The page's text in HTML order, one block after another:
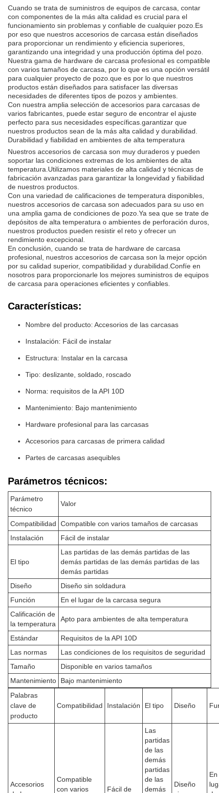
Cuando se trata de suministros de equipos de carcasa, contar
con componentes de la más alta calidad es crucial para el
funcionamiento sin problemas y confiable de cualquier pozo.Es
por eso que nuestros accesorios de carcasa están diseñados
para proporcionar un rendimiento y eficiencia superiores,
garantizando una integridad y una producción óptima del pozo.
Nuestra gama de hardware de carcasa profesional es compatible
con varios tamaños de carcasa, por lo que es una opción versátil
para cualquier proyecto de pozo.que es por lo que nuestros
productos están diseñados para satisfacer las diversas
necesidades de diferentes tipos de pozos y ambientes.
Con nuestra amplia selección de accesorios para carcasas de
varios fabricantes, puede estar seguro de encontrar el ajuste
perfecto para sus necesidades específicas.garantizar que
nuestros productos sean de la más alta calidad y durabilidad.
Durabilidad y fiabilidad en ambientes de alta temperatura
Nuestros accesorios de carcasa son muy duraderos y pueden
soportar las condiciones extremas de los ambientes de alta
temperatura.Utilizamos materiales de alta calidad y técnicas de
fabricación avanzadas para garantizar la longevidad y fiabilidad
de nuestros productos.
Con una variedad de calificaciones de temperatura disponibles,
nuestros accesorios de carcasa son adecuados para su uso en
una amplia gama de condiciones de pozo.Ya sea que se trate de
depósitos de alta temperatura o ambientes de perforación duros,
nuestros productos pueden resistir el reto y ofrecer un
rendimiento excepcional.
En conclusión, cuando se trata de hardware de carcasa
profesional, nuestros accesorios de carcasa son la mejor opción
por su calidad superior, compatibilidad y durabilidad.Confíe en
nosotros para proporcionarle los mejores suministros de equipos
de carcasa para operaciones eficientes y confiables.
Características:
Nombre del producto: Accesorios de las carcasas
Instalación: Fácil de instalar
Estructura: Instalar en la carcasa
Tipo: deslizante, soldado, roscado
Norma: requisitos de la API 10D
Mantenimiento: Bajo mantenimiento
Hardware profesional para las carcasas
Accesorios para carcasas de primera calidad
Partes de carcasas asequibles
Parámetros técnicos:
Parámetro
técnico
Valor
Compatibilidad
Compatible con varios tamaños de carcasas
Instalación
Fácil de instalar
El tipo
Las partidas de las demás partidas de las
demás partidas de las demás partidas de las
demás partidas
Diseño
Diseño sin soldadura
Función
En el lugar de la carcasa segura
Calificación de
la temperatura
Apto para ambientes de alta temperatura
Estándar
Requisitos de la API 10D
Las normas
Las condiciones de los requisitos de seguridad
Tamaño
Disponible en varios tamaños
Mantenimiento
Bajo mantenimiento
Palabras
clave de
producto
Compatibilidad Instalación El tipo Diseño
Accesorios
Compatible
con varios
Fácil de
Las
partidas
de las
demás
partidas
de las
demás
Diseño